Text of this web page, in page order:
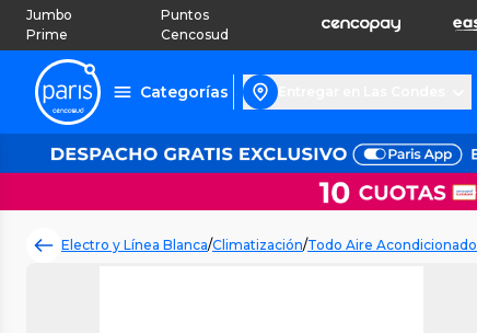
Jumbo
Prime
Puntos
Cencosud
Categorías
Electro y Línea Blanca/Climatización/Todo Aire Acondicionado